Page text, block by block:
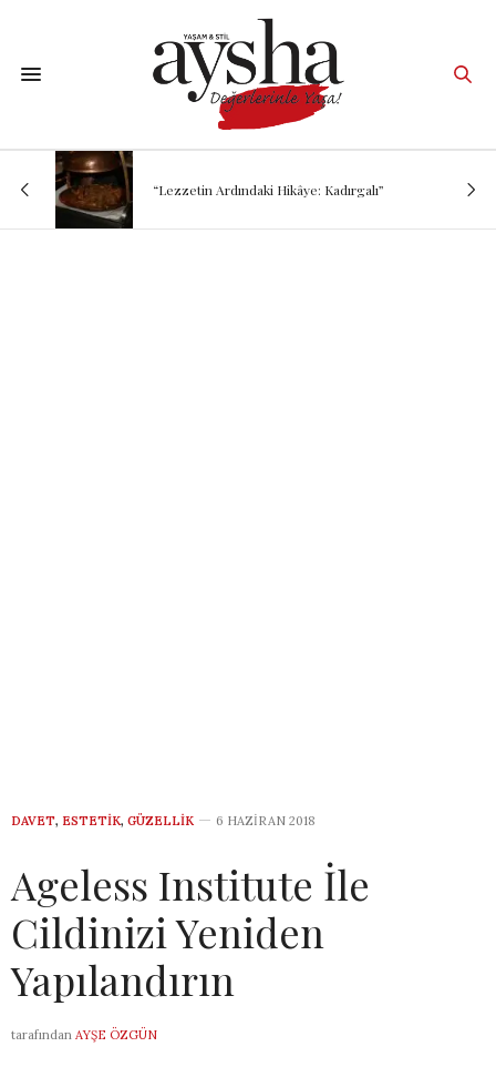
“Lezzetin Ardındaki Hikâye: Kadırgalı”
DAVET, ESTETIK, GÜZELLIK 6 HAZIRAN 2018
Ageless Institute İle
Cildinizi Yeniden
Yapılandırın
tarafından AYŞE ÖZGÜN